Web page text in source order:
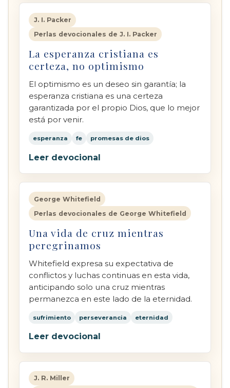
J. I. Packer
Perlas devocionales de J. I. Packer
La esperanza cristiana es
certeza, no optimismo
El optimismo es un deseo sin garantía; la
esperanza cristiana es una certeza
garantizada por el propio Dios, que lo mejor
está por venir.
esperanza fe promesas de dios
Leer devocional
George Whitefield
Perlas devocionales de George Whitefield
Una vida de cruz mientras
peregrinamos
Whitefield expresa su expectativa de
conflictos y luchas continuas en esta vida,
anticipando solo una cruz mientras
permanezca en este lado de la eternidad.
sufrimiento perseverancia eternidad
Leer devocional
J. R. Miller